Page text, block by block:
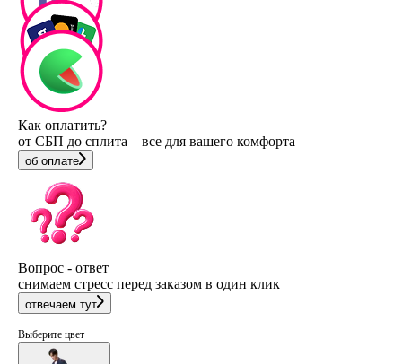
Как оплатить?
от СБП до сплита – все для вашего комфорта
об оплате
Вопрос - ответ
снимаем стресс перед заказом в один клик
отвечаем тут
Выберите цвет